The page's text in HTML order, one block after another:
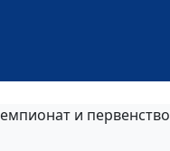
и